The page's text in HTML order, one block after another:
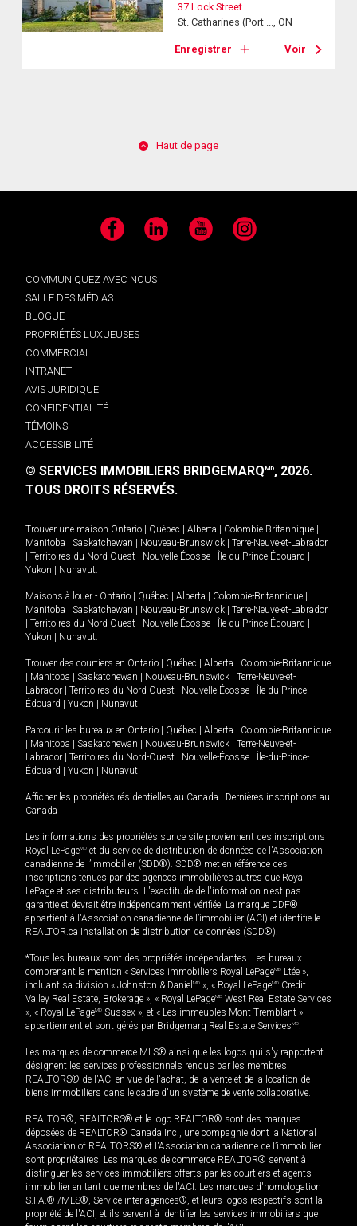
37 Lock Street
St. Catharines (Port ..., ON
Enregistrer Voir
Haut de page
Facebook LinkedIn YouTube Instagram
COMMUNIQUEZ AVEC NOUS
SALLE DES MÉDIAS
BLOGUE
PROPRIÉTÉS LUXUEUSES
COMMERCIAL
INTRANET
AVIS JURIDIQUE
CONFIDENTIALITÉ
TÉMOINS
ACCESSIBILITÉ
© SERVICES IMMOBILIERS BRIDGEMARQMD, 2026.
TOUS DROITS RÉSERVÉS.
Trouver une maison Ontario | Québec | Alberta | Colombie-Britannique |
Manitoba | Saskatchewan | Nouveau-Brunswick | Terre-Neuve-et-Labrador
| Territoires du Nord-Ouest | Nouvelle-Écosse | Île-du-Prince-Édouard |
Yukon | Nunavut
Maisons à louer - Ontario | Québec | Alberta | Colombie-Britannique |
Manitoba | Saskatchewan | Nouveau-Brunswick | Terre-Neuve-et-Labrador
| Territoires du Nord-Ouest | Nouvelle-Écosse | Île-du-Prince-Édouard |
Yukon | Nunavut
Trouver des courtiers en Ontario | Québec | Alberta | Colombie-Britannique
| Manitoba | Saskatchewan | Nouveau-Brunswick | Terre-Neuve-et-
Labrador | Territoires du Nord-Ouest | Nouvelle-Écosse | Île-du-Prince-
Édouard | Yukon | Nunavut
Parcourir les bureaux en Ontario | Québec | Alberta | Colombie-Britannique
| Manitoba | Saskatchewan | Nouveau-Brunswick | Terre-Neuve-et-
Labrador | Territoires du Nord-Ouest | Nouvelle-Écosse | Île-du-Prince-
Édouard | Yukon | Nunavut
Afficher les propriétés résidentielles au Canada | Dernières inscriptions au
Canada
Les informations des propriétés sur ce site proviennent des inscriptions
Royal LePageMD et du service de distribution de données de l'Association
canadienne de l’immobilier (SDD®). SDD® met en référence des
inscriptions tenues par des agences immobilières autres que Royal
LePage et ses distributeurs. L'exactitude de l'information n'est pas
garantie et devrait être indépendamment vérifiée. La marque DDF®
appartient à l'Association canadienne de l’immobilier (ACI) et identifie le
REALTOR.ca Installation de distribution de données (SDD®).
*Tous les bureaux sont des propriétés indépendantes. Les bureaux
comprenant la mention « Services immobiliers Royal LePageMD Ltée »,
incluant sa division « Johnston & Daniel MD », « Royal LePageMD Credit
Valley Real Estate, Brokerage », « Royal LePageMD West Real Estate Services
», « Royal LePageMD Sussex », et « Les immeubles Mont-Tremblant »
appartiennent et sont gérés par Bridgemarq Real Estate ServicesMD
Les marques de commerce MLS® ainsi que les logos qui s'y rapportent
désignent les services professionnels rendus par les membres
REALTORS® de l'ACI en vue de l'achat, de la vente et de la location de
biens immobiliers dans le cadre d'un système de vente collaborative.
REALTOR®, REALTORS® et le logo REALTOR® sont des marques
déposées de REALTOR® Canada Inc., une compagnie dont la National
Association of REALTORS® et l'Association canadienne de l’immobilier
sont propriétaires. Les marques de commerce REALTOR® servent à
distinguer les services immobiliers offerts par les courtiers et agents
immobilier en tant que membres de l'ACI. Les marques d'homologation
S.I.A.® /MLS®, Service inter-agences®, et leurs logos respectifs sont la
propriété de l'ACI, et ils servent à identifier les services immobiliers que